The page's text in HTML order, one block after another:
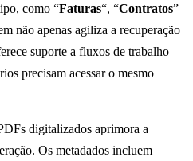
como “Faturas“, “Contratos”
não apenas agiliza a recuperação
suporte a fluxos de trabalho
precisam acessar o mesmo
digitalizados aprimora a
Os metadados incluem